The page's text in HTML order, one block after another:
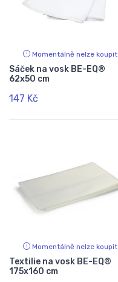
Momentálně nelze koupit
Sáček na vosk BE-EQ®
62x50 cm
147 Kč
Momentálně nelze koupit
Textilie na vosk BE-EQ®
175x160 cm